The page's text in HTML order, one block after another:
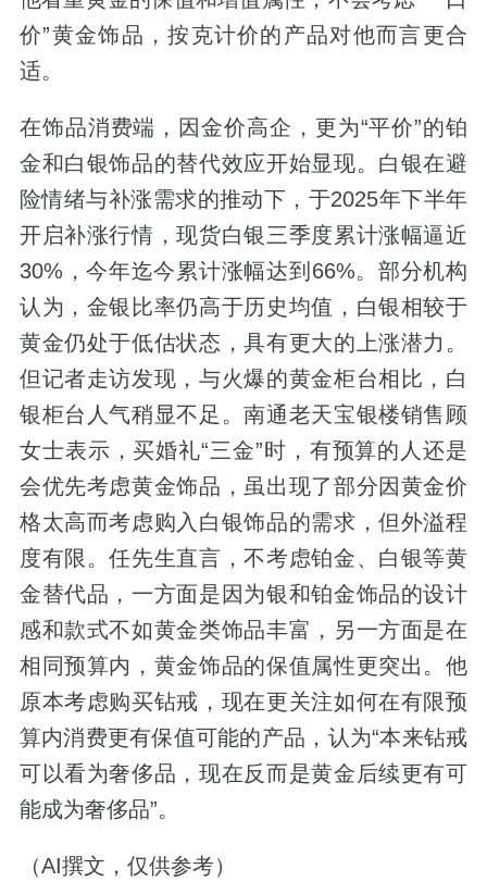
价”黄金饰品，按克计价的产品对他而言更合
适。
在饰品消费端，因金价高企，更为“平价”的铂
金和白银饰品的替代效应开始显现。白银在避
险情绪与补涨需求的推动下，于2025年下半年
开启补涨行情，现货白银三季度累计涨幅逼近
30%，今年迄今累计涨幅达到66%。部分机构
认为，金银比率仍高于历史均值，白银相较于
黄金仍处于低估状态，具有更大的上涨潜力。
但记者走访发现，与火爆的黄金柜台相比，白
银柜台人气稍显不足。南通老天宝银楼销售顾
女士表示，买婚礼“三金”时，有预算的人还是
会优先考虑黄金饰品，虽出现了部分因黄金价
格太高而考虑购入白银饰品的需求，但外溢程
度有限。任先生直言，不考虑铂金、白银等黄
金替代品，一方面是因为银和铂金饰品的设计
感和款式不如黄金类饰品丰富，另一方面是在
相同预算内，黄金饰品的保值属性更突出。他
原本考虑购买钻戒，现在更关注如何在有限预
算内消费更有保值可能的产品，认为“本来钻戒
可以看为奢侈品，现在反而是黄金后续更有可
能成为奢侈品”。
（AI撰文，仅供参考）